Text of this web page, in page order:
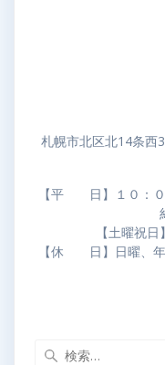
札幌市北区北14条西
【平 日】１０：０
【土曜祝
【休 日】日曜、年